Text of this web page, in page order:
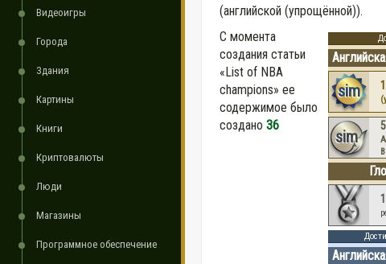
Видеоигры
Города
Здания
Картины
Книги
Криптовалюты
Люди
Магазины
Программное обеспечение
(английской (упрощённой)).
sim
sim
С момента
создания статьи
«List of NBA
champions» ее
содержимое было
создано 36